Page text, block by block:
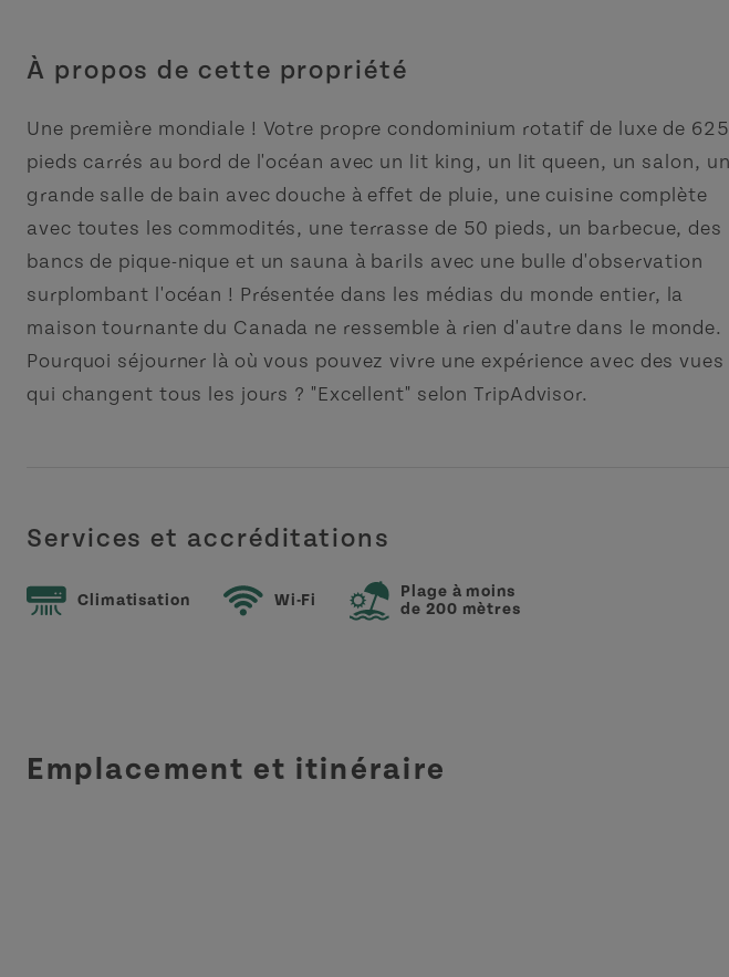
À propos de cette propriété
Une première mondiale ! Votre propre condominium rotatif de luxe de 625
pieds carrés au bord de l'océan avec un lit king, un lit queen, un salon,
grande salle de bain avec douche à effet de pluie, une cuisine complète
avec toutes les commodités, une terrasse de 50 pieds, un barbecue, des
bancs de pique-nique et un sauna à barils avec une bulle d'observation
surplombant l'océan ! Présentée dans les médias du monde entier, la
maison tournante du Canada ne ressemble à rien d'autre dans le monde.
Pourquoi séjourner là où vous pouvez vivre une expérience avec des vues
qui changent tous les jours ? "Excellent" selon TripAdvisor.
Services et accréditations
Climatisation Wi-Fi
Plage à moins
de 200 mètres
Emplacement et itinéraire